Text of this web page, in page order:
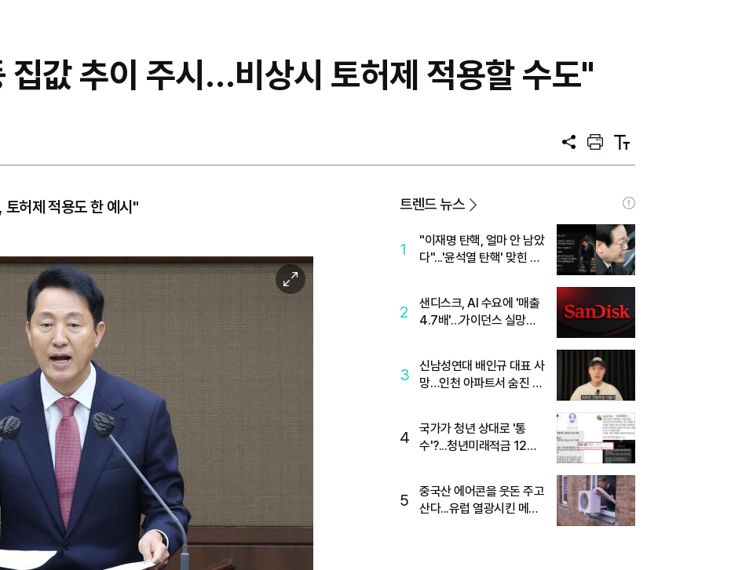
집값 추이 주시…비상시 토허제 적용할 수도"
공
프
트
텍
트
토허제 적용도 한 예시"
이
미
트렌드 뉴스
1
"이재명 탄핵, 얼마 안 남았
다"...'윤석열 탄핵' 맞힌 무
2
샌디스크, AI 수요에 '매출
4.7배'…가이던스 실망에
3
신남성연대 배인규 대표 사
망…인천 아파트서 숨진 채
4
국가가 청년 상대로 '통
수'?...청년미래적금 12%
5
중국산 에어콘을 웃돈 주고
산다...유럽 열광시킨 메이